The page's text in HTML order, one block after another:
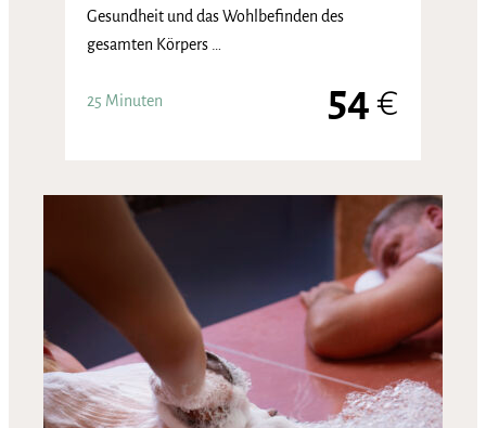
Gesundheit und das Wohlbefinden des
gesamten Körpers …
25 Minuten 54€